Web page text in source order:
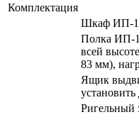
Комплектация
Шкаф ИП-
Полка ИП-1
всей
83 мм),
Ящик
Ригельный